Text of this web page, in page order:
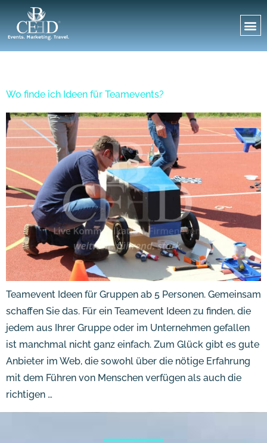
Wo finde ich Ideen für Teamevents?
Teamevent Ideen für Gruppen ab 5 Personen. Gemeinsam
schaffen Sie das. Für ein Teamevent Ideen zu finden, die
jedem aus Ihrer Gruppe oder im Unternehmen gefallen
ist manchmal nicht ganz einfach. Zum Glück gibt es gute
Anbieter im Web, die sowohl über die nötige Erfahrung
mit dem Führen von Menschen verfügen als auch die
richtigen …